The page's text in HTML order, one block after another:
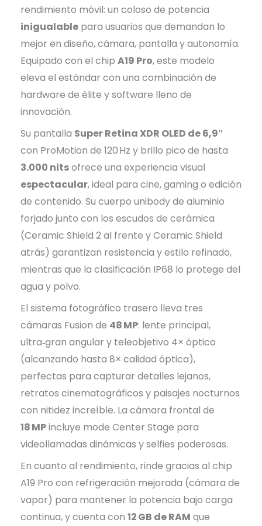
rendimiento móvil: un coloso de potencia
inigualable para usuarios que demandan lo
mejor en diseño, cámara, pantalla y autonomía.
Equipado con el chip A19 Pro, este modelo
eleva el estándar con una combinación de
hardware de élite y software lleno de
innovación.
Su pantalla Super Retina XDR OLED de 6,9″
con ProMotion de 120 Hz y brillo pico de hasta
3.000 nitsofrece una experiencia visual
espectacular, ideal para cine, gaming o edición
de contenido. Su cuerpo unibody de aluminio
forjado junto con los escudos de cerámica
(Ceramic Shield 2 al frente y Ceramic Shield
atrás) garantizan resistencia y estilo refinado,
mientras que la clasificación IP68 lo protege del
agua y polvo.
El sistema fotográfico trasero lleva tres
cámaras Fusion de 48 MP: lente principal,
ultra‑gran angular y teleobjetivo 4× óptico
(alcanzando hasta 8× calidad óptica),
perfectas para capturar detalles lejanos,
retratos cinematográficos y paisajes nocturnos
con nitidez increíble. La cámara frontal de
18 MPincluye mode Center Stage para
videollamadas dinámicas y selfies poderosas.
En cuanto al rendimiento, rinde gracias al chip
A19 Pro con refrigeración mejorada (cámara de
vapor) para mantener la potencia bajo carga
continua, y cuenta con 12 GB de RAM que